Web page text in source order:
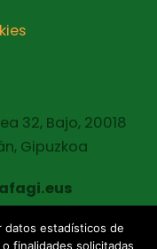
32, Bajo, 20018
Gipuzkoa
datos estadísticos de
finalidades solicitadas